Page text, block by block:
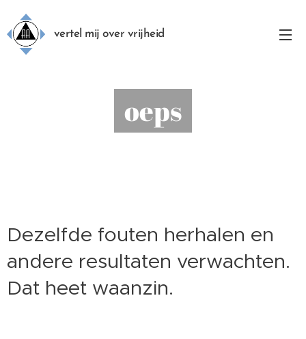
vertel mij over vrijheid
oeps
Dezelfde fouten herhalen en
andere resultaten verwachten.
Dat heet waanzin.